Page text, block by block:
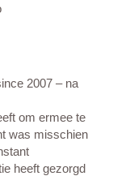
2007 – na
om ermee te
was misschien
heeft gezorgd